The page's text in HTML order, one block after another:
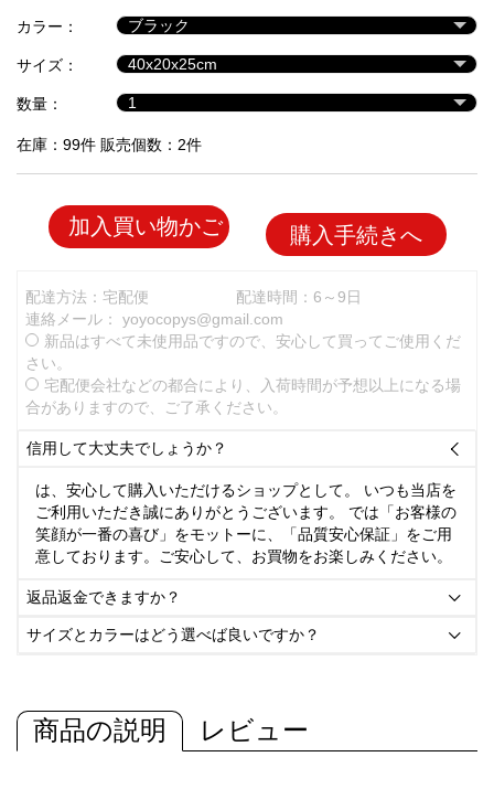
ル
品
カラー：
サイズ：
数量：
在庫：99件 販売個数：2件
加入買い物かご 購入手続きへ
配達方法：宅配便
配達時間：6～9日
連絡メール： yoyocopys@gmail.com
新品はすべて未使用品ですので、安心して買ってご使用くだ
さい。
宅配便会社などの都合により、入荷時間が予想以上になる場
合がありますので、ご了承ください。
信用して大丈夫でしょうか？ 
は、安心して購入いただけるショップとして。 いつも当店を
ご利用いただき誠にありがとうございます。 では「お客様の
笑顔が一番の喜び」をモットーに、「品質安心保証」をご用
意しております。ご安心して、お買物をお楽しみください。
返品返金できますか？ 
サイズとカラーはどう選べば良いですか？ 
商品の説明 レビュー